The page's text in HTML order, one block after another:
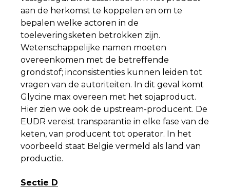
aan de herkomst te koppelen en om te
bepalen welke actoren in de
toeleveringsketen betrokken zijn.
Wetenschappelijke namen moeten
overeenkomen met de betreffende
grondstof; inconsistenties kunnen leiden tot
vragen van de autoriteiten. In dit geval komt
Glycine max overeen met het sojaproduct.
Hier zien we ook de upstream-producent. De
EUDR vereist transparantie in elke fase van de
keten, van producent tot operator. In het
voorbeeld staat België vermeld als land van
productie.
Sectie D